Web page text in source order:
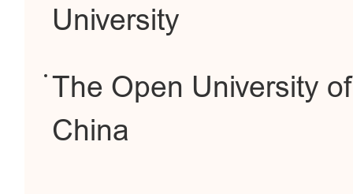
University
The Open University
China